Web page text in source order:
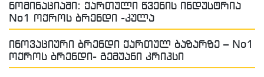
ნომინაციაში: ქართული წვენის ინდუსტრია
No1 ოქროს ბრენდი -კულა
ინოვაციური ბრენდი ქართულ ბაზარზე – No1
ოქროს ბრენდი- გემუანი კრიპსი